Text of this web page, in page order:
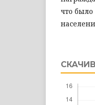
что было